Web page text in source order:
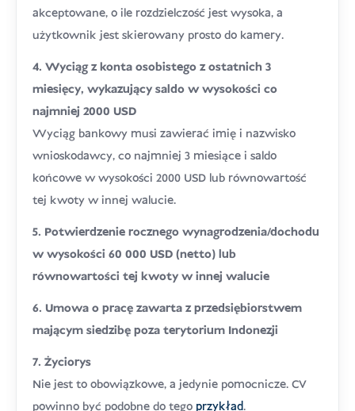
akceptowane, o ile rozdzielczość jest wysoka, a
użytkownik jest skierowany prosto do kamery.
4. Wyciąg z konta osobistego z ostatnich 3
miesięcy, wykazujący saldo w wysokości co
najmniej 2000 USD
Wyciąg bankowy musi zawierać imię i nazwisko
wnioskodawcy, co najmniej 3 miesiące i saldo
końcowe w wysokości 2000 USD lub równowartość
tej kwoty w innej walucie.
5. Potwierdzenie rocznego wynagrodzenia/dochodu
w wysokości 60 000 USD (netto) lub
równowartości tej kwoty w innej walucie
6. Umowa o pracę zawarta z przedsiębiorstwem
mającym siedzibę poza terytorium Indonezji
7. Życiorys
Nie jest to obowiązkowe, a jedynie pomocnicze. CV
powinno być podobne do tego przykład.